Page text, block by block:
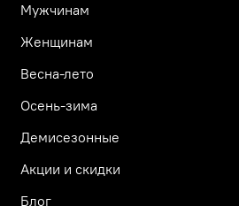
Мужчинам
Женщинам
Весна-лето
Осень-зима
Демисезонные
Акции и скидки
Блог